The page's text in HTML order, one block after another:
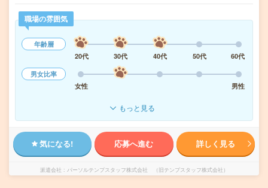
職場の雰囲気
年齢層
20代
30代 40代 50代
60代
男女比率
女性
男性
もっと見る
気になる! 応募へ進む 詳しく見る
派遣会社 パーソルテンプスタッフ株式会社 （旧テンプスタッフ株式会社）